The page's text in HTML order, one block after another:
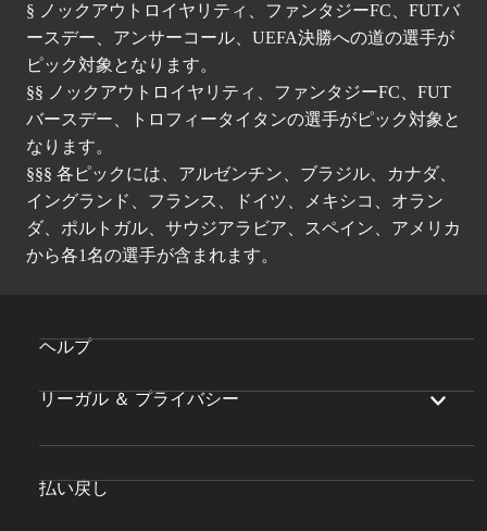
§ ノックアウトロイヤリティ、ファンタジーFC、FUTバ
ースデー、アンサーコール、UEFA決勝への道の選手が
ピック対象となります。
§§ ノックアウトロイヤリティ、ファンタジーFC、FUT
バースデー、トロフィータイタンの選手がピック対象と
なります。
§§§ 各ピックには、アルゼンチン、ブラジル、カナダ、
イングランド、フランス、ドイツ、メキシコ、オラン
ダ、ポルトガル、サウジアラビア、スペイン、アメリカ
から各1名の選手が含まれます。
ヘルプ
リーガル ＆ プライバシー
払い戻し